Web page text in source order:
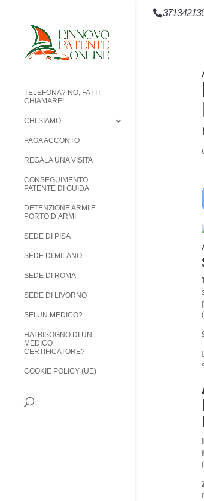
TELEFONA? NO, FATTI
CHIAMARE!
CHI SIAMO
PAGA ACCONTO
REGALA UNA VISITA
CONSEGUIMENTO
PATENTE DI GUIDA
DETENZIONE ARMI E
PORTO D’ARMI
SEDE DI PISA
SEDE DI MILANO
SEDE DI ROMA
SEDE DI LIVORNO
SEI UN MEDICO?
HAI BISOGNO DI UN
MEDICO
CERTIFICATORE?
COOKIE POLICY (UE)